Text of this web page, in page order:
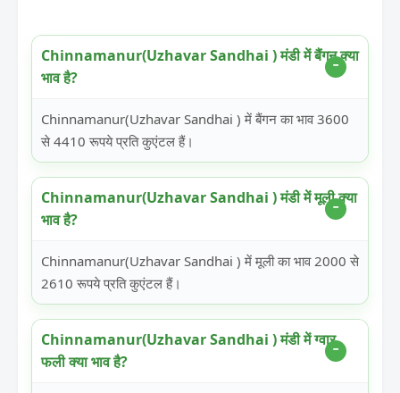
Chinnamanur(Uzhavar Sandhai ) मंडी में बैंगन क्या
भाव है?
Chinnamanur(Uzhavar Sandhai ) में बैंगन का भाव 3600
से 4410 रूपये प्रति कुएंटल हैं।
Chinnamanur(Uzhavar Sandhai ) मंडी में मूली क्या
भाव है?
Chinnamanur(Uzhavar Sandhai ) में मूली का भाव 2000 से
2610 रूपये प्रति कुएंटल हैं।
Chinnamanur(Uzhavar Sandhai ) मंडी में ग्वार
फली क्या भाव है?